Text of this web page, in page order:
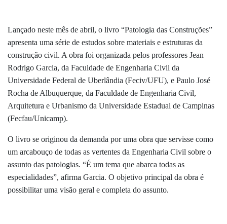
Lançado neste mês de abril, o livro “Patologia das Construções”
apresenta uma série de estudos sobre materiais e estruturas da
construção civil. A obra foi organizada pelos professores Jean
Rodrigo Garcia, da Faculdade de Engenharia Civil da
Universidade Federal de Uberlândia (Feciv/UFU), e Paulo José
Rocha de Albuquerque, da Faculdade de Engenharia Civil,
Arquitetura e Urbanismo da Universidade Estadual de Campinas
(Fecfau/Unicamp).
O livro se originou da demanda por uma obra que servisse como
um arcabouço de todas as vertentes da Engenharia Civil sobre o
assunto das patologias. “É um tema que abarca todas as
especialidades”, afirma Garcia. O objetivo principal da obra é
possibilitar uma visão geral e completa do assunto.